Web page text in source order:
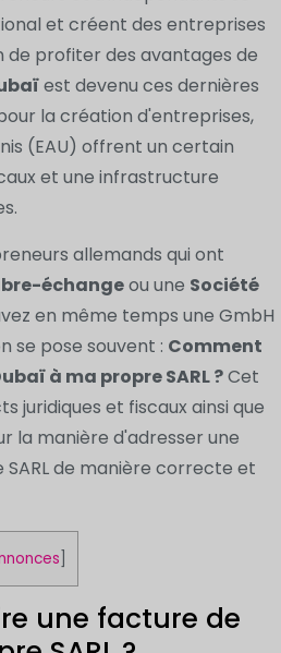
et créent des entreprises
de profiter des avantages de
est devenu ces dernières
la création d'entreprises,
(EAU) offrent un certain
et une infrastructure
allemands qui ont
échangeou une Société
en même temps une GmbH
se pose souvent : Comment
à ma propre SARL ?Cet
juridiques et fiscaux ainsi que
la manière d'adresser une
de manière correcte et
une facture de